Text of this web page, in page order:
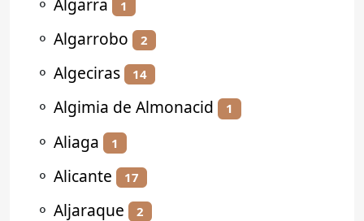
1
⚬ Algarrobo 2
⚬ Algeciras 14
⚬ Algimia de Almonacid 1
⚬ Aliaga 1
⚬ Alicante 17
⚬ Aljaraque 2